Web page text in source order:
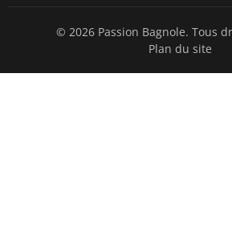
© 2026 Passion Bagnole. Tous
Plan du site